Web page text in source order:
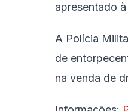
apresentado
A Polícia
de
na venda de